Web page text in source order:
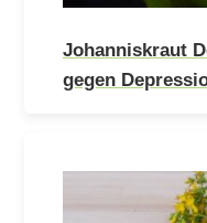
Johanniskraut
gegen